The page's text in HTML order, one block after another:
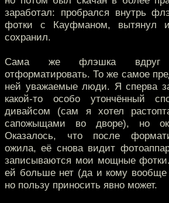
заработал: пробрался внутрь
фотки с Кауфманом, вытянул
сохранил.
Сама же флэшка вдруг
отформатировать. То же самое
ней уважаемые люди. Я сперва
какой-то особо утончённый
дивайсом (сам я хотел
сапожыщами во дворе), но
Оказалось, что после
ожила, её снова видит
записываются мои мощные
ей больше нет (да и кому вообще
но пользу приносить явно может.